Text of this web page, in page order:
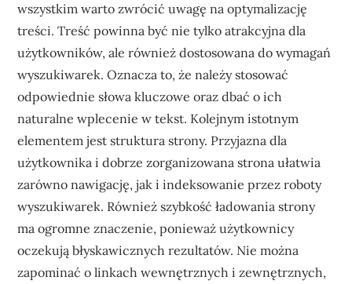
wszystkim warto zwrócić uwagę na optymalizację
treści. Treść powinna być nie tylko atrakcyjna dla
użytkowników, ale również dostosowana do wymagań
wyszukiwarek. Oznacza to, że należy stosować
odpowiednie słowa kluczowe oraz dbać o ich
naturalne wplecenie w tekst. Kolejnym istotnym
elementem jest struktura strony. Przyjazna dla
użytkownika i dobrze zorganizowana strona ułatwia
zarówno nawigację, jak i indeksowanie przez roboty
wyszukiwarek. Również szybkość ładowania strony
ma ogromne znaczenie, ponieważ użytkownicy
oczekują błyskawicznych rezultatów. Nie można
zapominać o linkach wewnętrznych i zewnętrznych,